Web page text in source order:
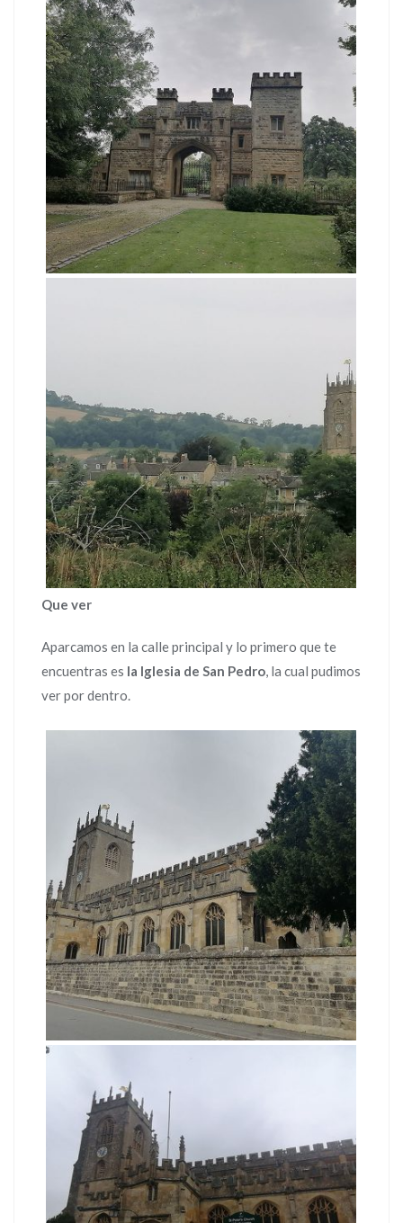
Que ver
Aparcamos en la calle principal y lo primero que te
encuentras es la Iglesia de San Pedro, la cual pudimos
ver por dentro.